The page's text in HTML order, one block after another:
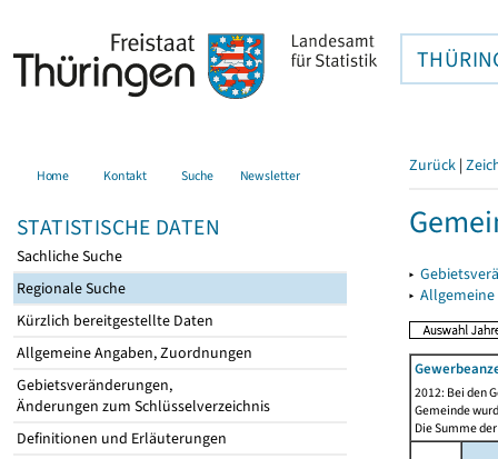
Home Kontakt Suche Newsletter
STATISTISCHE DATEN
Sachliche Suche
Regionale Suche
Kürzlich bereitgestellte Daten
Allgemeine Angaben, Zuordnungen
Gebietsveränderungen,
Änderungen zum Schlüsselverzeichnis
Definitionen und Erläuterungen
Zurück |
▸
▸
2012: Bei den
Gemeinde
Die Summe